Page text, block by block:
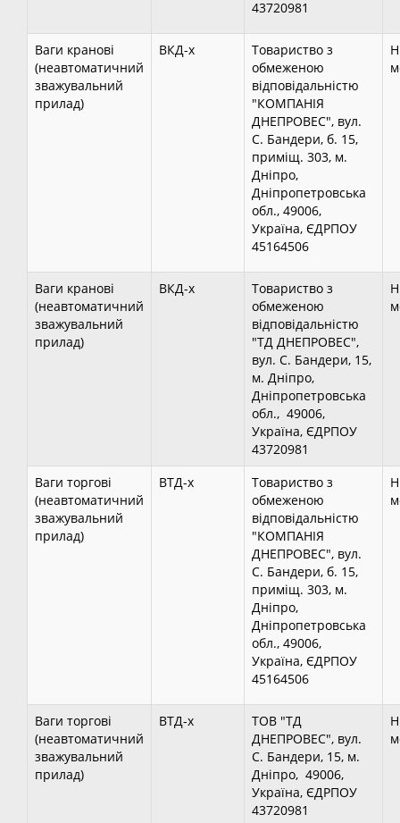
43720981
Ваги кранові
(неавтоматичний
зважувальний
прилад)
ВКД-х
Товариство з
обмеженою
відповідальністю
"КОМПАНІЯ
ДНЕПРОВЕС", вул.
С. Бандери, б. 15,
приміщ. 303, м.
Дніпро,
Дніпропетровська
обл., 49006,
Україна, ЄДРПОУ
45164506
Ваги кранові
(неавтоматичний
зважувальний
прилад)
ВКД-х
Товариство з
обмеженою
відповідальністю
"ТД ДНЕПРОВЕС",
вул. С. Бандери, 15,
м. Дніпро,
Дніпропетровська
обл., 49006,
Україна, ЄДРПОУ
43720981
Ваги торгові
(неавтоматичний
зважувальний
прилад)
ВТД-х
Товариство з
обмеженою
відповідальністю
"КОМПАНІЯ
ДНЕПРОВЕС", вул.
С. Бандери, б. 15,
приміщ. 303, м.
Дніпро,
Дніпропетровська
обл., 49006,
Україна, ЄДРПОУ
45164506
Ваги торгові
(неавтоматичний
зважувальний
прилад)
ВТД-х
ТОВ "ТД
ДНЕПРОВЕС", вул.
С. Бандери, 15, м.
Дніпро, 49006,
Україна, ЄДРПОУ
43720981